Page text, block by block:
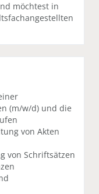
möchtest in
(m/w/d) und die
von Akten
von Schriftsätzen